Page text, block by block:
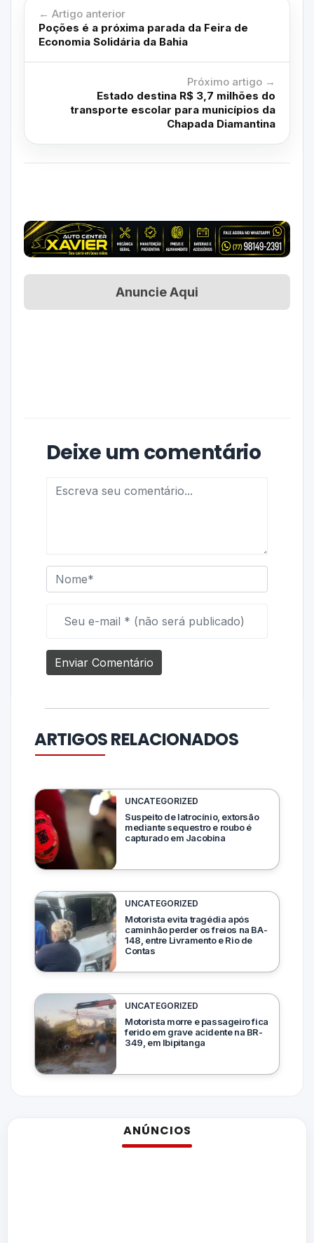
← Artigo anterior
Poções é a próxima parada da Feira de
Economia Solidária da Bahia
Próximo artigo →
Estado destina R$ 3,7 milhões do
transporte escolar para municípios da
Chapada Diamantina
Anuncie Aqui
Deixe um comentário
ARTIGOS RELACIONADOS
UNCATEGORIZED
Suspeito de latrocínio, extorsão
mediante sequestro e roubo é
capturado em Jacobina
UNCATEGORIZED
Motorista evita tragédia após
caminhão perder os freios na BA-
148, entre Livramento e Rio de
Contas
UNCATEGORIZED
Motorista morre e passageiro fica
ferido em grave acidente na BR-
349, em Ibipitanga
ANÚNCIOS